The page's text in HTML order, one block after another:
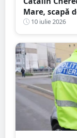
Mare, scapă
eliberarea
10 iulie 2026